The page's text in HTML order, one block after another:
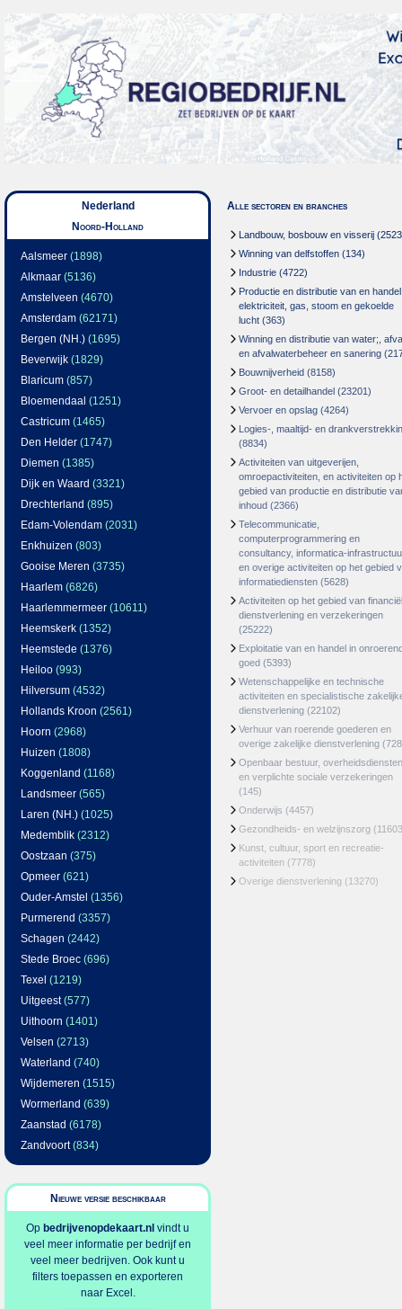
Nederland
Noord-Holland
Aalsmeer (1898)
Alkmaar (5136)
Amstelveen (4670)
Amsterdam (62171)
Bergen (NH.) (1695)
Beverwijk (1829)
Blaricum (857)
Bloemendaal (1251)
Castricum (1465)
Den Helder (1747)
Diemen (1385)
Dijk en Waard (3321)
Drechterland (895)
Edam-Volendam (2031)
Enkhuizen (803)
Gooise Meren (3735)
Haarlem (6826)
Haarlemmermeer (10611)
Heemskerk (1352)
Heemstede (1376)
Heiloo (993)
Hilversum (4532)
Hollands Kroon (2561)
Hoorn (2968)
Huizen (1808)
Koggenland (1168)
Landsmeer (565)
Laren (NH.) (1025)
Medemblik (2312)
Oostzaan (375)
Opmeer (621)
Ouder-Amstel (1356)
Purmerend (3357)
Schagen (2442)
Stede Broec (696)
Texel (1219)
Uitgeest(577)
Uithoorn (1401)
Velsen (2713)
Waterland (740)
Wijdemeren (1515)
Wormerland (639)
Zaanstad (6178)
Zandvoort(834)
Nieuwe versie beschikbaar
Op bedrijvenopdekaart.nl vindt u
veel meer informatie per bedrijf en
veel meer bedrijven. Ook kunt u
filters toepassen en exporteren
naar Excel.
Alle sectoren en branches
Landbouw, bosbouw en visserij
Winning van delfstoffen (134)
Industrie (4722)
Productie en distributie van en
elektriciteit, gas, stoom en gekoelde
lucht (363)
Winning en distributie van water;,
en afvalwaterbeheer en sanering
Bouwnijverheid (8158)
Groot- en detailhandel (23201)
Vervoer en opslag (4264)
Logies-, maaltijd- en
(8834)
Activiteiten van uitgeverijen,
omroepactiviteiten, en activiteiten op
gebied van productie en distributie
inhoud (2366)
Telecommunicatie,
computerprogrammering en
consultancy, informatica-
en overige activiteiten op het gebied
informatiediensten (5628)
Activiteiten op het gebied van
dienstverlening en verzekeringen
(25222)
Exploitatie van en handel in
goed (5393)
Wetenschappelijke en technische
activiteiten en specialistische
dienstverlening (22102)
Verhuur van roerende goederen en
overige zakelijke dienstverlening
Openbaar bestuur, overheidsdiensten
en verplichte sociale verzekeringen
(145)
Onderwijs (4457)
Gezondheids- en welzijnszorg
Kunst, cultuur, sport en recreatie-
activiteiten (7778)
Overige dienstverlening (13270)